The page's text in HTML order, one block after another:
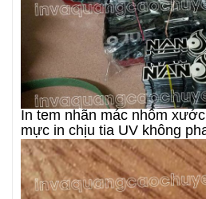
In tem nhãn mác nhôm
mực in chịu tia UV không